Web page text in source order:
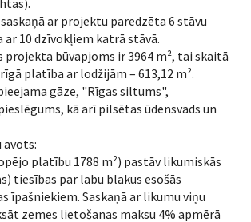
ar projektu paredzēta 6 stāvu
ar 10 dzīvokļiem katrā stāvā.
projekta būvapjoms ir 3964 m², tai skaitā
platība ar lodžijām – 613,12 m².
gāze, "Rīgas siltums",
kā arī pilsētas ūdensvads un
avots:
platību 1788 m²) pastāv likumiskās
tiesības par labu blakus esošās
īpašniekiem. Saskaņā ar likumu viņu
zemes lietošanas maksu 4% apmērā